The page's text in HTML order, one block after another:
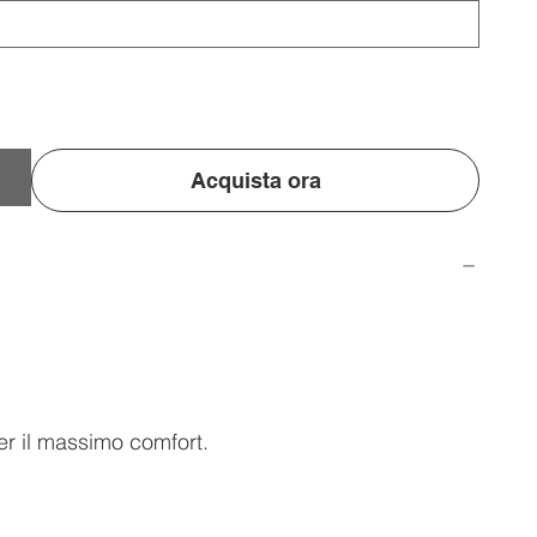
Acquista ora
il massimo comfort.